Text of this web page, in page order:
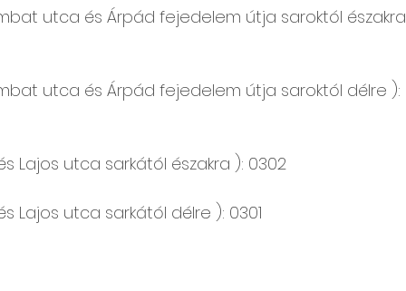
utca és Árpád fejedelem útja saroktól északra
utca és Árpád fejedelem útja saroktól délre ):
Lajos utca sarkától északra ): 0302
Lajos utca sarkától délre ): 0301